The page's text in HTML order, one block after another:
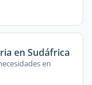
en Sudáfrica
en